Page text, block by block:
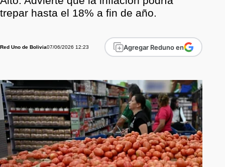
trepar hasta el 18% a fin de año.
Red Uno de Bolivia07/06/2026 12:23 Agregar Reduno en